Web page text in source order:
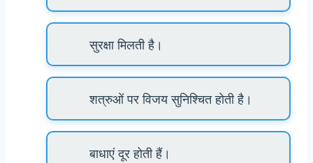
सुरक्षा मिलती है।
शत्रुओं पर विजय सुनिश्चित होती है।
बाधाएं दूर होती हैं।